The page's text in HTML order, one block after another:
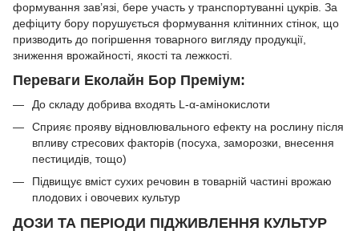
формування зав’язі, бере участь у транспортуванні цукрів. За
дефіциту бору порушується формування клітинних стінок, що
призводить до погіршення товарного вигляду продукції,
зниження врожайності, якості та лежкості.
Переваги Еколайн Бор Преміум:
До складу добрива входять L-α-амінокислоти
Сприяє прояву відновлювального ефекту на рослину після
впливу стресових факторів (посуха, заморозки, внесення
пестицидів, тощо)
Підвищує вміст сухих речовин в товарній частині врожаю
плодових і овочевих культур
ДОЗИ ТА ПЕРІОДИ ПІДЖИВЛЕННЯ КУЛЬТУР